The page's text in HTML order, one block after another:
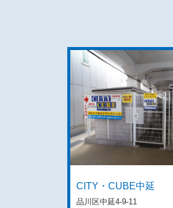
CITY・CUBE中延
品川区中延4-9-11